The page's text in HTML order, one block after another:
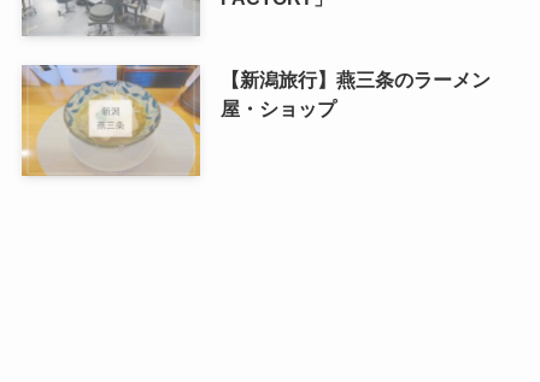
【新潟旅行】燕三条のラーメン
屋・ショップ